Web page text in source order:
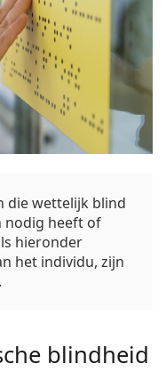
die wettelijk blind
nodig heeft of
hieronder
het individu, zijn
blindheid